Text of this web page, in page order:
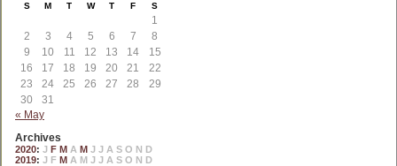
S M T W T F S
1
2
3 4 5 6 7
8
9
10 11 12 13 14
15
16
17 18 19 20 21
22
23
24 25 26 27 28
29
30
31
« May
Archives
2020: J F M A M J J A S O N D
2019: J F M A M J J A S O N D